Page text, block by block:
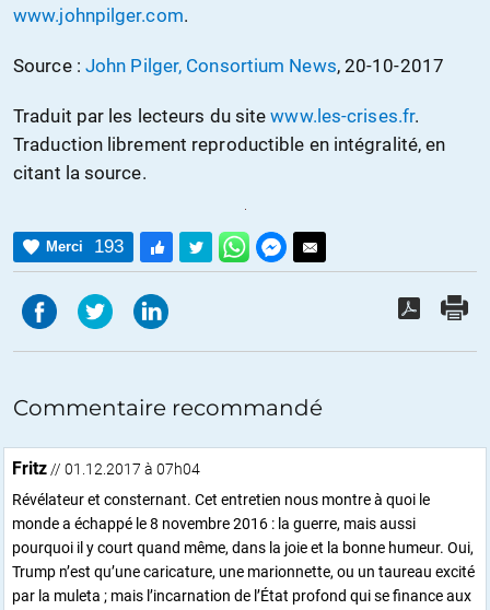
www.johnpilger.com.
Source : John Pilger, Consortium News, 20-10-2017
Traduit par les lecteurs du sitewww.les-crises.fr.
Traduction librement reproductible en intégralité, en
citant la source.
Merci 193
Commentaire recommandé
Fritz // 01.12.2017 à 07h04
Révélateur et consternant. Cet entretien nous montre à quoi le
monde a échappé le 8 novembre 2016 : la guerre, mais aussi
pourquoi il y court quand même, dans la joie et la bonne humeur. Oui,
Trump n’est qu’une caricature, une marionnette, ou un taureau excité
par la muleta ; mais l’incarnation de l’État profond qui se finance aux